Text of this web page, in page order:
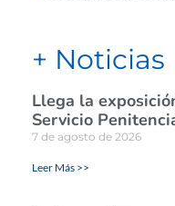
+ Noticias
Llega la
Servicio
7 de agosto de 2026
Leer Más >>